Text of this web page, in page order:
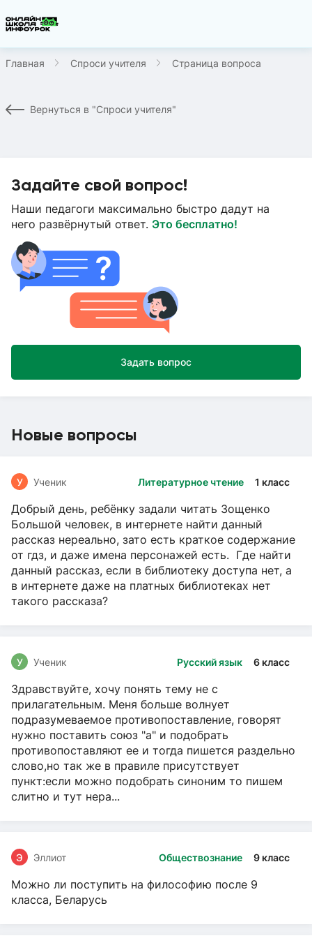
Главная Спроси учителя Страница вопроса
Вернуться в "Спроси учителя"
Задайте свой вопрос!
Наши педагоги максимально быстро дадут на
него развёрнутый ответ. Это бесплатно!
Задать вопрос
Новые вопросы
Литературное чтение 1 класс
У Ученик
Добрый день, ребёнку задали читать Зощенко
Большой человек, в интернете найти данный
рассказ нереально, зато есть краткое содержание
от гдз, и даже имена персонажей есть. Где найти
данный рассказ, если в библиотеку доступа нет, а
в интернете даже на платных библиотеках нет
такого рассказа?
Русский язык 6 класс
У Ученик
Здравствуйте, хочу понять тему не с
прилагательным. Меня больше волнует
подразумеваемое противопоставление, говорят
нужно поставить союз "а" и подобрать
противопоставляют ее и тогда пишется раздельно
слово,но так же в правиле присутствует
пункт:если можно подобрать синоним то пишем
слитно и тут нера...
Обществознание 9 класс
Э Эллиот
Можно ли поступить на философию после 9
класса, Беларусь